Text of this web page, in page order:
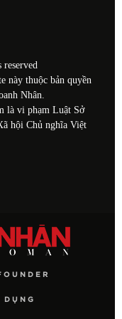
này thuộc bản quyền
Nhân.
là vi phạm Luật Sở
hội Chủ nghĩa Việt